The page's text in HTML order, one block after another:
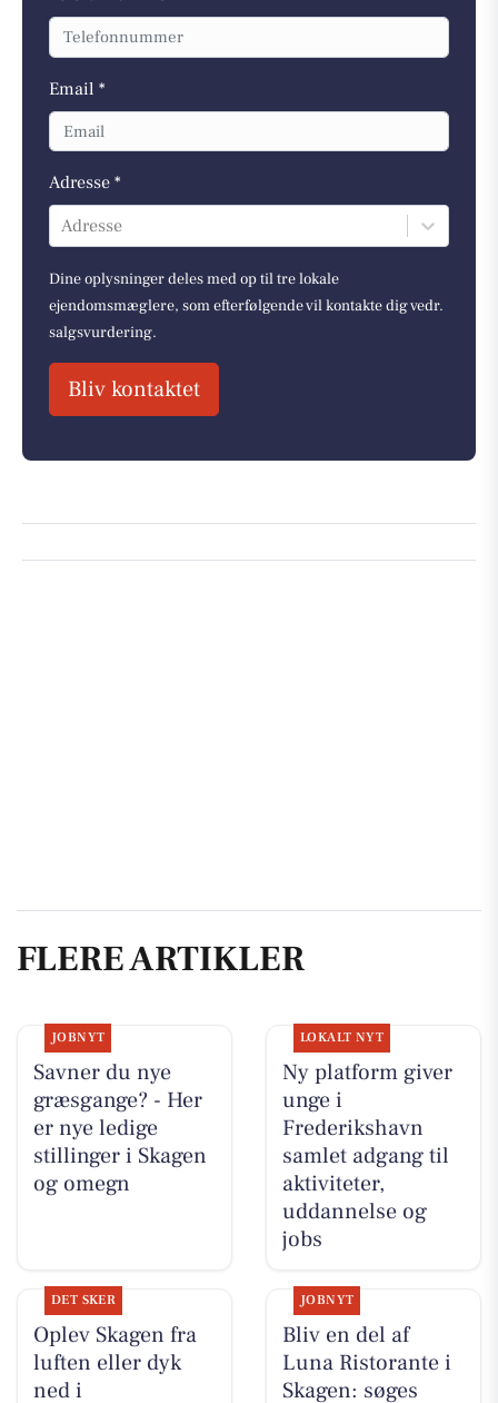
Email *
Adresse *
Adresse
Dine oplysninger deles med op til tre lokale
ejendomsmæglere, som efterfølgende vil kontakte dig vedr.
salgsvurdering.
Bliv kontaktet
FLERE ARTIKLER
JOBNYT
Savner du nye
græsgange? - Her
er nye ledige
stillinger i Skagen
og omegn
LOKALT NYT
Ny platform giver
unge i
Frederikshavn
samlet adgang til
aktiviteter,
uddannelse og
jobs
DET SKER
Oplev Skagen fra
luften eller dyk
ned i
JOBNYT
Bliv en del af
Luna Ristorante i
Skagen: søges